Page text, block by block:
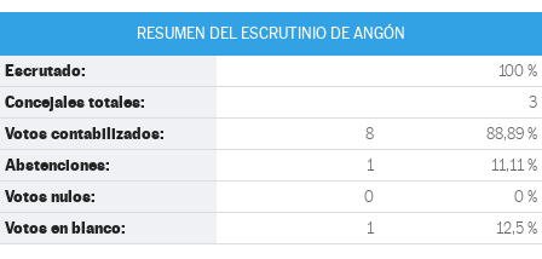
RESUMEN DEL ESCRUTINIO DE ANGÓN
Escrutado: 100 %
Concejales totales: 3
Votos contabilizados: 8 88,89 %
Abstenciones: 1 11,11 %
Votos nulos: 0 0 %
Votos en blanco: 1 12,5 %